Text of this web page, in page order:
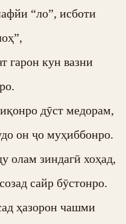
“ло”, исботи
гарон кун вазни
дӯст медорам,
он ҷо муҳиббонро.
олам зиндагӣ хоҳад,
сайр бӯстонро.
ҳазорон чашми